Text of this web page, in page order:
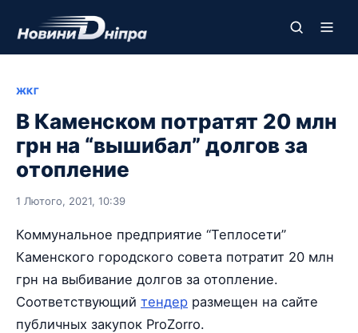
ЖКГ
В Каменском потратят 20 млн
грн на “вышибал” долгов за
отопление
1 Лютого, 2021, 10:39
Коммунальное предприятие “Теплосети”
Каменского городского совета потратит 20 млн
грн на выбивание долгов за отопление.
Соответствующий тендер размещен на сайте
публичных закупок ProZorro.